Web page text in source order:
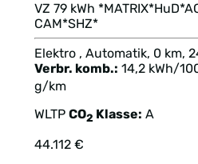
VZ 79 kWh
CAM*SHZ*
Elektro , Automatik, 0 km,
Verbr. komb.: 14,2 kWh/
g/km
WLTP CO2 Klasse: A
44.112 €